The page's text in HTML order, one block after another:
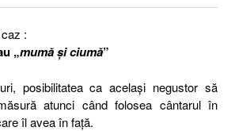
:
„mumă și ciumă”
posibilitatea ca același negustor să
atunci când folosea cântarul în
îl avea în față.